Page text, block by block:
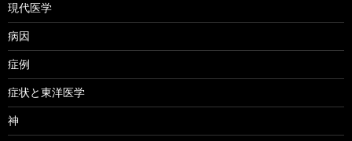
現代医学
病因
症例
症状と東洋医学
神